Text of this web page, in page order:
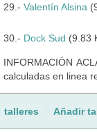
29.- Valentín Alsina
30.- Dock Sud (9.83
INFORMACIÓN
calculadas en linea
talleres Añadir